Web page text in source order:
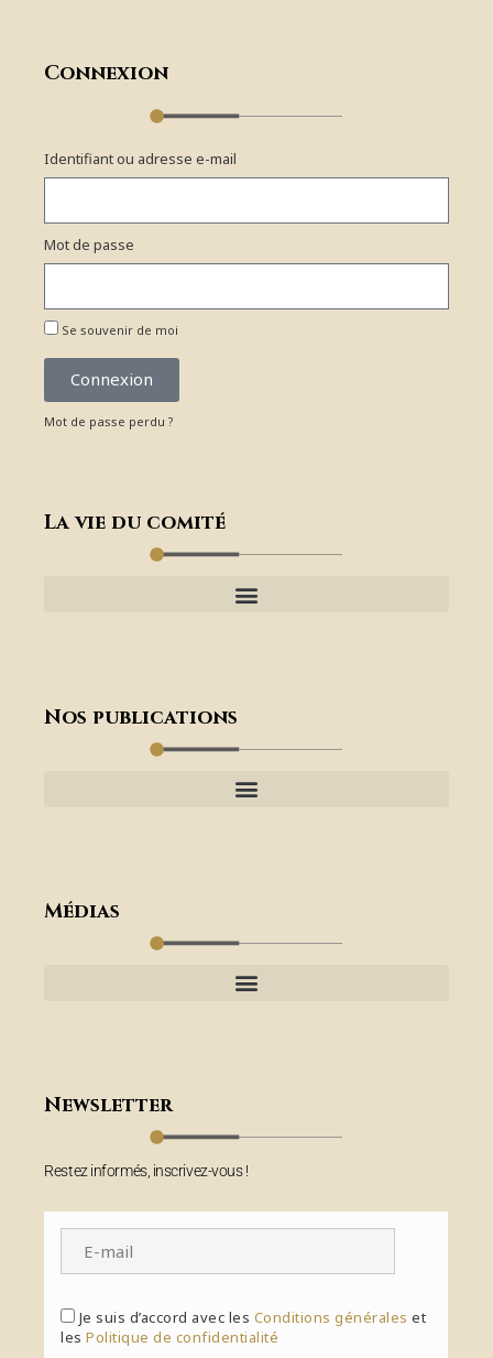
Connexion
Identifiant ou adresse e-mail
Mot de passe
Se souvenir de moi
Connexion
Mot de passe perdu ?
La vie du comité
Nos publications
Médias
Newsletter
Restez informés, inscrivez-vous !
Je suis d’accord avec les Conditions générales et
lesPolitique de confidentialité